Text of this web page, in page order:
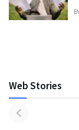
Web Stories